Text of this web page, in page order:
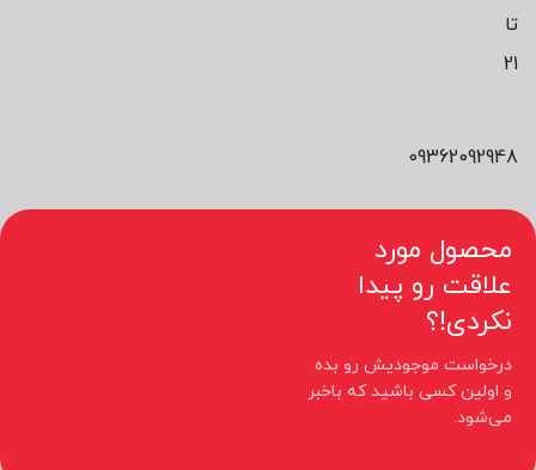
تا
21
09362092948
محصول مورد
علاقت رو پیدا
نکردی!؟
درخواست موجودیش رو بده
و اولین کسی باشید که باخبر
می‌شود.